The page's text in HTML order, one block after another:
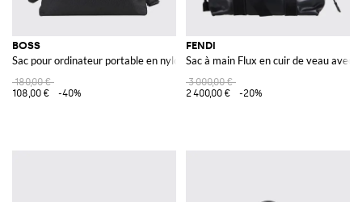
BOSS
Sac pour ordinateur portable en nylon
180,00 €
108,00 €
-40%
FENDI
Sac à main Flux en cuir de veau avec
3 000,00 €
2 400,00 €
-20%